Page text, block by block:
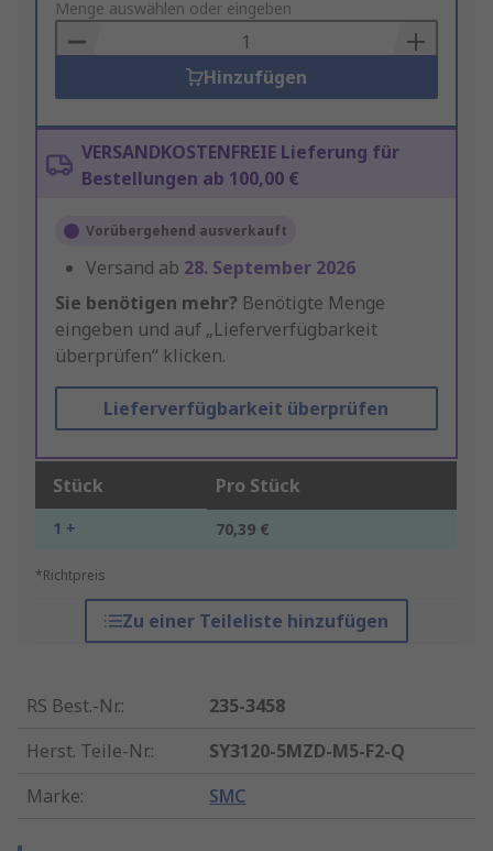
to
Basket
Menge auswählen oder eingeben
Hinzufügen
VERSANDKOSTENFREIE Lieferung für
Bestellungen ab 100,00 €
Vorübergehend ausverkauft
Versand ab 28. September 2026
Sie benötigen mehr? Benötigte Menge
eingeben und auf „Lieferverfügbarkeit
überprüfen“ klicken.
Lieferverfügbarkeit überprüfen
Stück Pro Stück
1 + 70,39 €
*Richtpreis
Zu einer Teileliste hinzufügen
RS Best.-Nr.:
235-3458
Herst. Teile-Nr.:
SY3120-5MZD-M5-F2-Q
Marke: SMC